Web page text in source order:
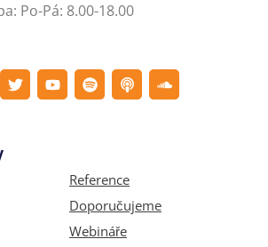
Po-Pá: 8.00-18.00
Reference
Doporučujeme
Webináře